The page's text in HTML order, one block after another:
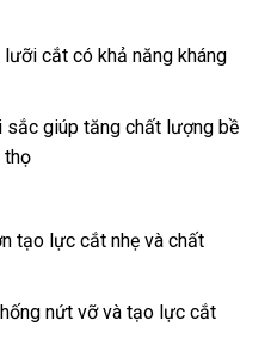
cắt có khả năng kháng
sắc giúp tăng chất lượng bề
thọ
tạo lực cắt nhẹ và chất
nứt vỡ và tạo lực cắt